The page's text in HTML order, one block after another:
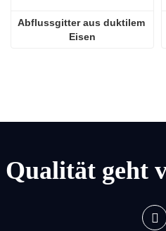
Abflussgitter aus duktilem
Eisen